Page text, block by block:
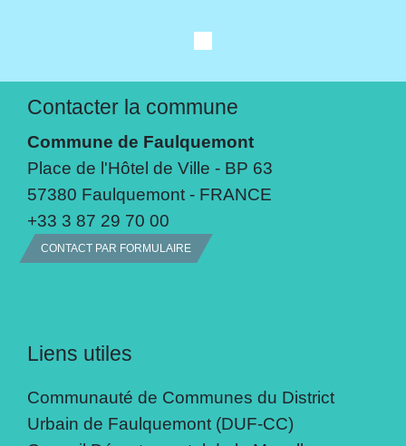
Contacter la commune
Commune de Faulquemont
Place de l'Hôtel de Ville - BP 63
57380 Faulquemont - FRANCE
+33 3 87 29 70 00
CONTACT PAR FORMULAIRE
Liens utiles
Communauté de Communes du District
Urbain de Faulquemont (DUF-CC)